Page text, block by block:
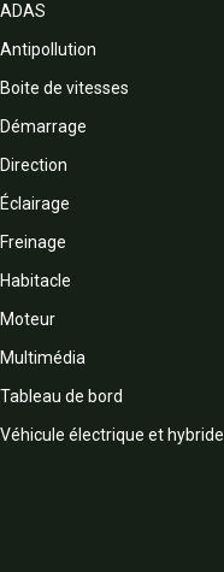
ADAS
Antipollution
Boite de vitesses
Démarrage
Direction
Éclairage
Freinage
Habitacle
Moteur
Multimédia
Tableau de bord
Véhicule électrique et hybride